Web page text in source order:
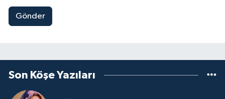
Gönder
Son Köşe Yazıları